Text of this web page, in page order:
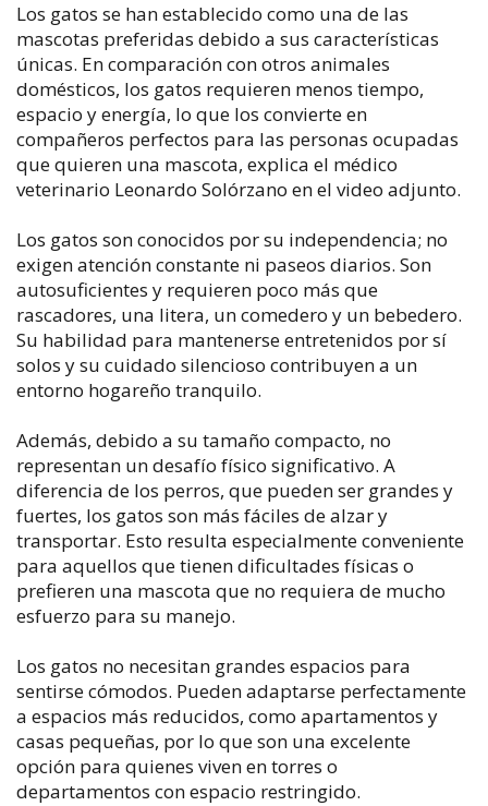
Los gatos se han establecido como una de las
mascotas preferidas debido a sus características
únicas. En comparación con otros animales
domésticos, los gatos requieren menos tiempo,
espacio y energía, lo que los convierte en
compañeros perfectos para las personas ocupadas
que quieren una mascota, explica el médico
veterinario Leonardo Solórzano en el video adjunto.
Los gatos son conocidos por su independencia; no
exigen atención constante ni paseos diarios. Son
autosuficientes y requieren poco más que
rascadores, una litera, un comedero y un bebedero.
Su habilidad para mantenerse entretenidos por sí
solos y su cuidado silencioso contribuyen a un
entorno hogareño tranquilo.
Además, debido a su tamaño compacto, no
representan un desafío físico significativo. A
diferencia de los perros, que pueden ser grandes y
fuertes, los gatos son más fáciles de alzar y
transportar. Esto resulta especialmente conveniente
para aquellos que tienen dificultades físicas o
prefieren una mascota que no requiera de mucho
esfuerzo para su manejo.
Los gatos no necesitan grandes espacios para
sentirse cómodos. Pueden adaptarse perfectamente
a espacios más reducidos, como apartamentos y
casas pequeñas, por lo que son una excelente
opción para quienes viven en torres o
departamentos con espacio restringido.